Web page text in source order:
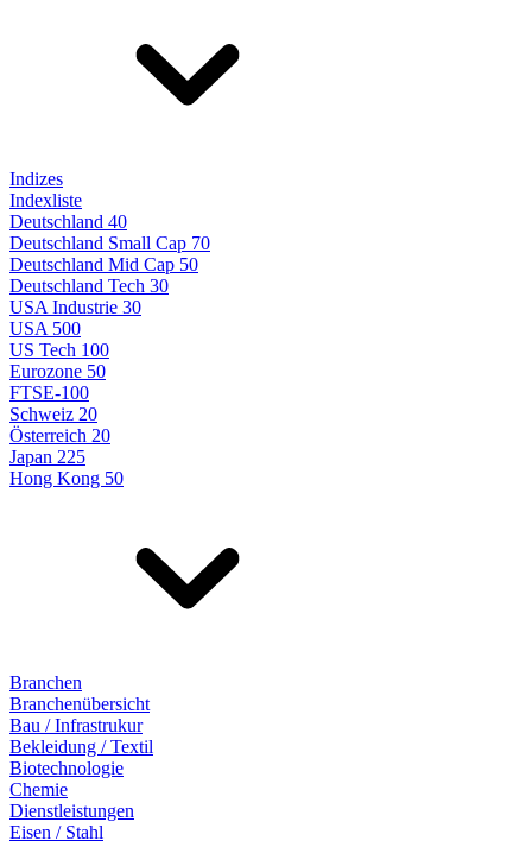
Indizes
Indexliste
Deutschland 40
Deutschland Small Cap 70
Deutschland Mid Cap 50
Deutschland Tech 30
USA Industrie 30
USA 500
US Tech 100
Eurozone 50
FTSE-100
Schweiz 20
Österreich 20
Japan 225
Hong Kong 50
Branchen
Branchenübersicht
Bau / Infrastrukur
Bekleidung / Textil
Biotechnologie
Chemie
Dienstleistungen
Eisen / Stahl